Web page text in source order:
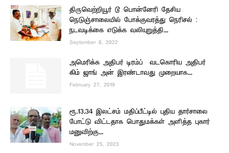
திருவெற்றியூர் டூ பொன்னேரி தேசிய
நெடுஞ்சாலையில் போக்குவரத்து நெரிசல் :
நடவடிக்கை எடுக்க வலியுறுத்தி...
September 8, 2022
அமெரிக்க அதிபர் டிரம்ப் – வடகொரிய அதிபர்
கிம் ஜாங் அன் இரண்டாவது முறையாக...
February 27, 2019
ரூ.13.34 இலட்சம் மதிப்பீட்டில் புதிய தார்சாலை
போட்டு விட்டதாக பொதுமக்கள் அளித்த புகார்
மனுவிற்கு...
November 25, 2023